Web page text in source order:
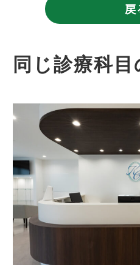
戻
同じ診療科